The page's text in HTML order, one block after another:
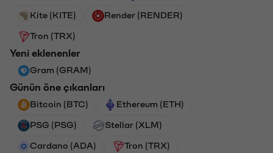
Kite (KITE) Render (RENDER)
Tron (TRX)
Yeni eklenenler
Gram (GRAM)
Günün öne çıkanları
Bitcoin (BTC) Ethereum (ETH)
PSG (PSG) Stellar (XLM)
Cardano (ADA) Tron (TRX)